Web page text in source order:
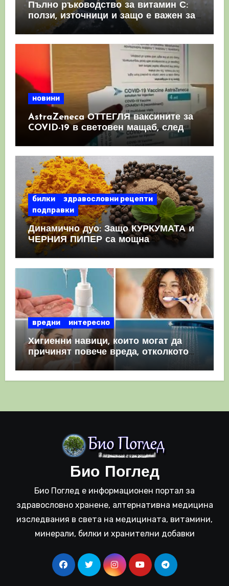
Пълно ръководство за витамин С:
ползи, източници и защо е важен за
имунната система
новини
AstraZeneca ОТТЕГЛЯ ваксините за
COVID-19 в световен мащаб, след
като призна, че те причиняват
билки
здравословни рецепти
подправки
Динамично дуо: Защо КУРКУМАТА и
ЧЕРНИЯ ПИПЕР са мощна
комбинация
вредни интересно
Хигиенни навици, които могат да
причинят повече вреда, отколкото
полза
Био Поглед
Био Поглед е информационен портал за
здравословно хранене, алтернативна медицина
изследвания в света на медицината, витамини,
минерали, билки и хранителни добавки